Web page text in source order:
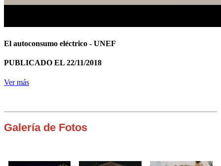
El autoconsumo eléctrico - UNEF
PUBLICADO EL 22/11/2018
Ver más
Galería de Fotos